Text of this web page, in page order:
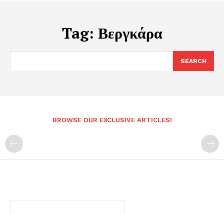
Tag: Βεργκάρα
SEARCH
BROWSE OUR EXCLUSIVE ARTICLES!